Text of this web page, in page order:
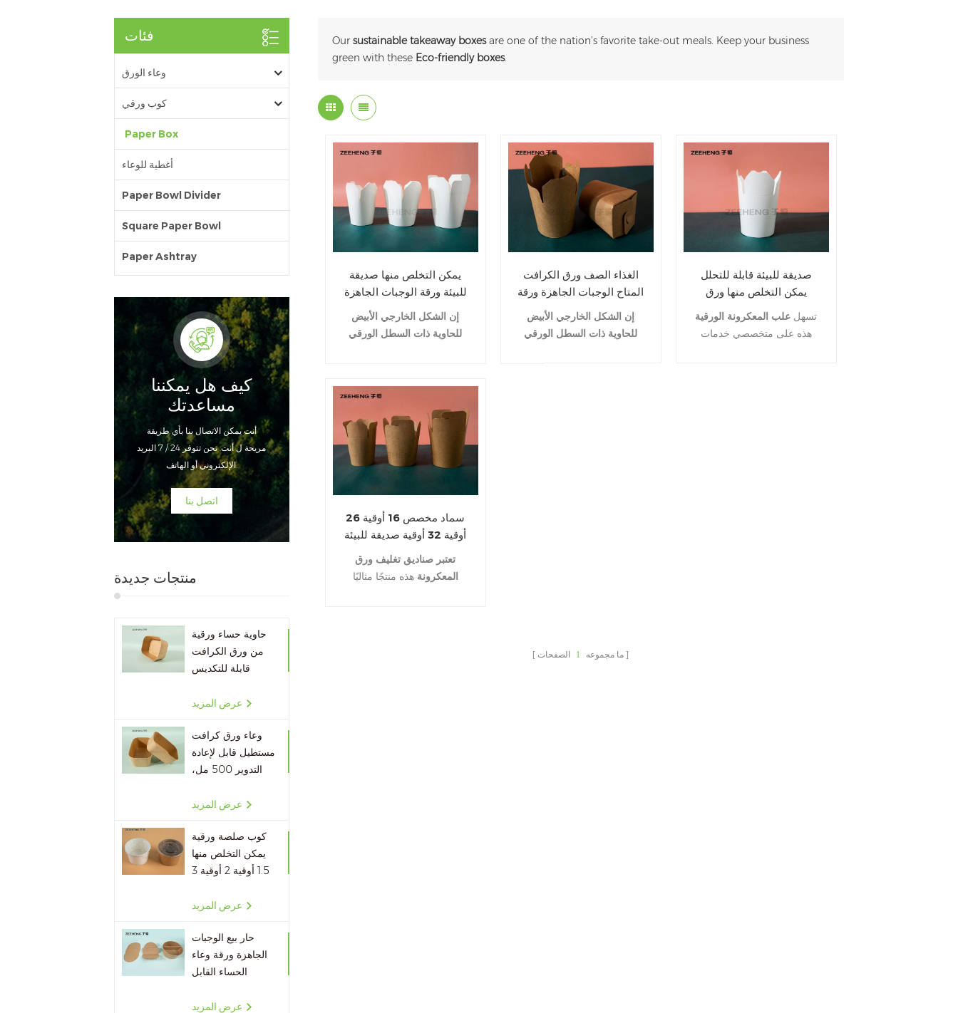
فئات
وعاء الورق
كوب ورقي
Paper Box
أغطية للوعاء
Paper Bowl Divider
Square Paper Bowl
Paper Ashtray
كيف هل يمكننا
مساعدتك
أنت يمكن الاتصال بنا بأي طريقة
مريحة ل أنت. نحن تتوفر 24 / 7 البريد
الإلكتروني أو الهاتف.
اتصل بنا
منتجات جديدة
حاوية حساء ورقية
من ورق الكرافت
قابلة للتكديس
عرض المزيد
وعاء ورق كرافت
مستطيل قابل لإعادة
التدوير 500 مل،
1000 مل
عرض المزيد
كوب صلصة ورقية
يمكن التخلص منها
1.5 أوقية 2 أوقية 3
عرض المزيد
حار بيع الوجبات
الجاهزة ورقة وعاء
الحساء القابل
الورق
عرض المزيد
Our sustainable takeaway boxesare one of the nation’s favorite take-out meals. Keep your business
green with these Eco-friendly boxes.
يمكن التخلص منها صديقة
للبيئة ورقة الوجبات الجاهزة
ورقة المعكرونة مربع
الميكروويف ورقة مربع المورد
إن الشكل الخارجي الأبيض
للحاوية ذات السطل الورقي
والمقاهي العصرية وحفلات
الزفاف والمطاعم الصينية /
الآسيوية. استخدمه لأي من
الغذاء الصف ورق الكرافت
المتاح الوجبات الجاهزة ورقة
المعكرونة وعاء الميكروويف
وعاء كبير
إن الشكل الخارجي الأبيض
للحاوية ذات السطل الورقي
صديقة للبيئة قابلة للتحلل
يمكن التخلص منها ورق
الكرافت الوجبات الجاهزة
مربع التعبئة والتغليف حساء
المعكرونة الجاهزة
تسهل علب المعكرونة الورقية
هذه على متخصصي خدمات
سماد مخصص 16 أوقية 26
أوقية 32 أوقية صديقة للبيئة
ورق الكرافت القابل للتصرف
الوجبات الجاهزة تغليف الأرز
حاوية الإخراج علبة ورق
تعتبر صناديق تغليف ورق
المعكرونةهذه منتجًا مثاليًا
ما مجموعه 1 الصفحات